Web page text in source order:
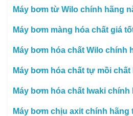
Máy bơm từ Wilo chính hãng
Máy bơm màng hóa chất giá
Máy bơm hóa chất Wilo chính
Máy bơm hóa chất tự mồi
Máy bơm hóa chất Iwaki chính
Máy bơm chịu axit chính hãng